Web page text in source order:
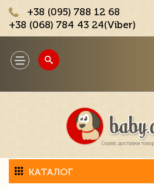
+38 (095) 788 12 68
+38 (068) 784 43 24(Viber)
Toggle
navigation
КАТАЛОГ